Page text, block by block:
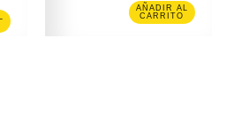
AÑADIR AL
CARRITO